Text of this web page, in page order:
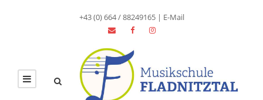
+43 (0) 664 / 88249165| E-Mail